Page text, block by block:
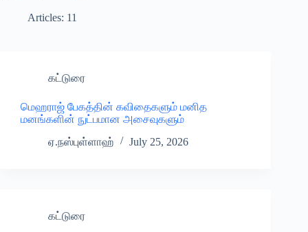
Articles: 11
கட்டுரை
மெஹராஜ் பேகத்தின் கவிதைகளும் மனித
மனங்களின் நுட்பமான அசைவுகளும்
ஏ.நஸ்புள்ளாஹ்
July 25, 2026
கட்டுரை